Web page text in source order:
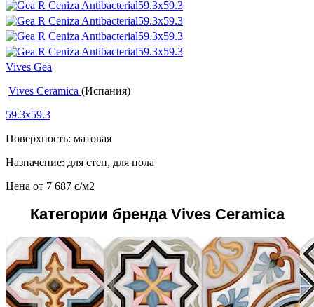
Vives Gea
Vives Ceramica (Испания)
59.3x59.3
Поверхность: матовая
Назначение: для стен, для пола
Цена от 7 687 c/м2
Категории бренда Vives Ceramica